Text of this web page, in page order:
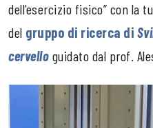
dell’esercizio fisico” con la
del gruppo di ricerca di
cervello guidato dal prof.